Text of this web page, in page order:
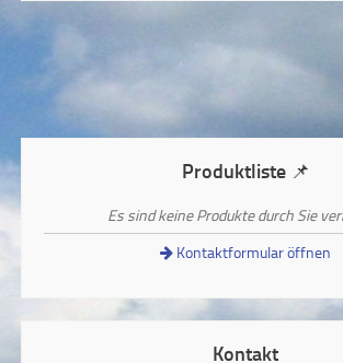
Produktliste 📌
Es sind keine Produkte durch Sie
Kontaktformular öffnen
Kontakt